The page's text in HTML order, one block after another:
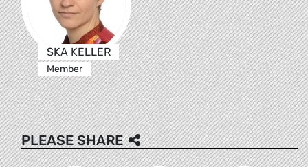
SKA KELLER
Member
PLEASE SHARE